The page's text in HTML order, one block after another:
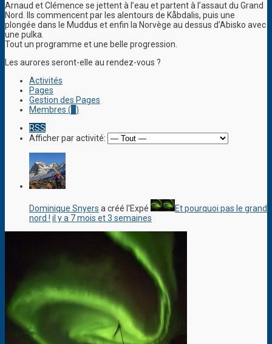
Arnaud et Clémence se jettent à l’eau et partent à l’assaut du Grand
Nord. Ils commencent par les alentours de Kåbdalis, puis une
plongée dans le Muddus et enfin la Norvège au dessus d’Abisko avec
une pulka.
Tout un programme et une belle progression.
Les aurores seront-elle au rendez-vous ?
Activités
Pages
Gestion des Pages
Membres ( )
RSS
Afficher par activité:
Dominique Snyers a créé l'Expé
Et pourquoi pas le grand
nord ! il y a 7 mois et 3 semaines